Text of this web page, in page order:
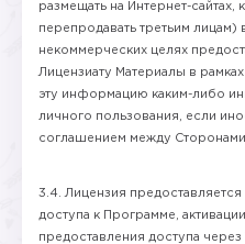
размещать на Интернет-сайтах,
перепродавать третьим лицам)
некоммерческих целях
Лицензиату Материалы в
эту информацию каким-либо
личного пользования, если
соглашением между
3.4. Лицензия
доступа к Программе,
предоставления доступа